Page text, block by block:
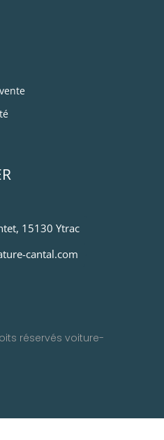
15130 Ytrac
cantal.com
réservés voiture-